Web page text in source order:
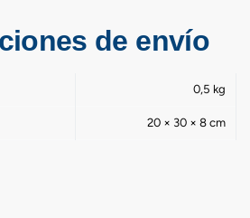
de envío
0,5 kg
20 × 30 × 8 cm